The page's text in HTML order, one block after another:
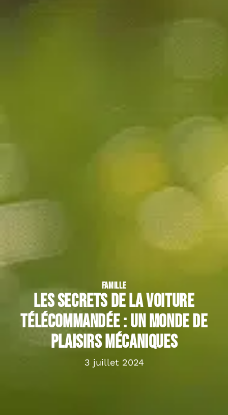
FAMILLE
Les secrets de la voiture
télécommandée : un monde de
plaisirs mécaniques
3 juillet 2024